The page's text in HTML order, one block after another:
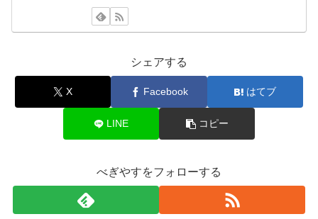
シェアする
X Facebook はてブ
LINE コピー
べぎやすをフォローする